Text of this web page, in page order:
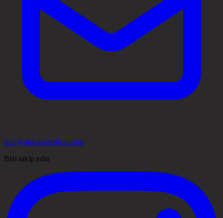
info@akaciamedical.com
Bizi takip edin